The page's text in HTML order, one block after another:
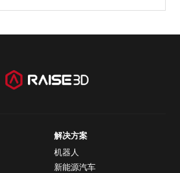
解决方案
机器人
新能源汽车